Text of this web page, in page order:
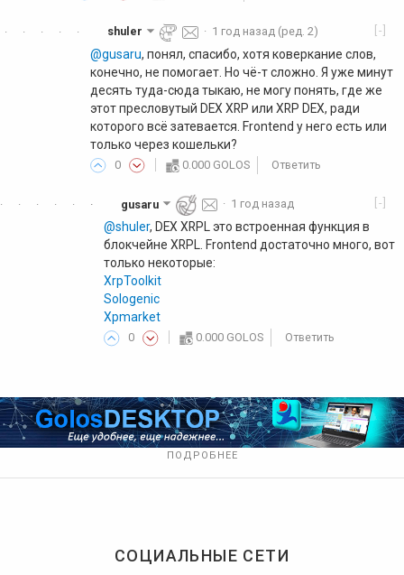
·
·
·
·
· [-]
shuler · 1 год назад (ред. 2)
@gusaru, понял, спасибо, хотя коверкание слов,
конечно, не помогает. Но чё-т сложно. Я уже минут
десять туда-сюда тыкаю, не могу понять, где же
этот пресловутый DEX XRP или XRP DEX, ради
которого всё затевается. Frontend у него есть или
только через кошельки?
0 0.000 GOLOS Ответить
·
·
·
·
·
· · [-]
gusaru · 1 год назад
@shuler, DEX XRPL это встроенная функция в
блокчейне XRPL. Frontend достаточно много, вот
только некоторые:
XrpToolkit
Sologenic
Xpmarket
0 0.000 GOLOS Ответить
ПОДРОБНЕЕ
СОЦИАЛЬНЫЕ СЕТИ